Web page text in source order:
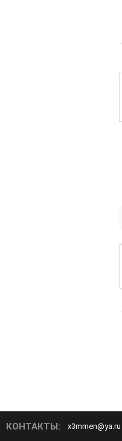
КОНТАКТЫ: x3mmen@ya.ru